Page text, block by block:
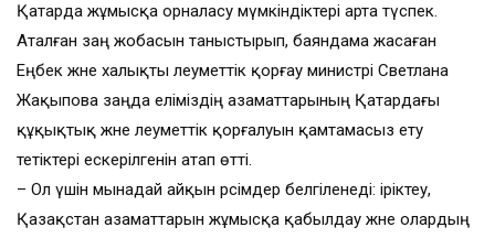
Қатарда жұмысқа орналасу мүмкіндіктері арта түспек.
Аталған заң жобасын таныс­тырып, баяндама жасаған
Еңбек және халықты әлеуметтік қор­ғау министрі Светлана
Жақыпова заңда еліміздің азамат­тары­ның Қатардағы
құқықтық және әлеуметтік қорғалуын қам­тамасыз ету
тетіктері ескеріл­генін атап өтті.
– Ол үшін мынадай айқын рәсімдер белгіленеді: іріктеу,
Қазақстан азаматтарын жұмысқа қабылдау және олардың